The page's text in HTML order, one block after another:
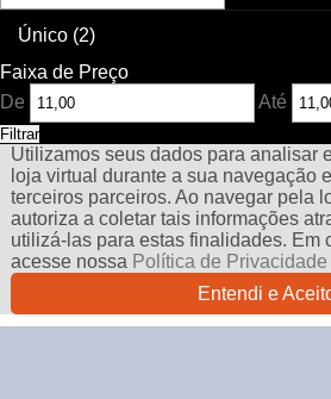
Único (2)
Faixa de Preço
De
Até
Filtrar
Utilizamos seus dados para analisar
loja virtual durante a sua navegação
terceiros parceiros. Ao navegar pela
autoriza a coletar tais informações
utilizá-las para estas finalidades. Em
acesse nossa Política de Privacidade
Entendi e